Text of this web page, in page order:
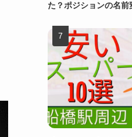
た？ポジションの名前